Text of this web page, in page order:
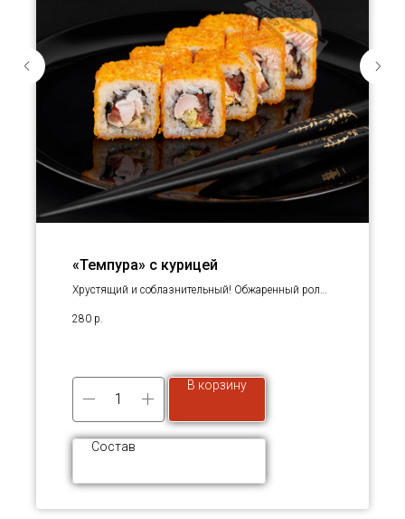
«Темпура» с курицей
Хрустящий и соблазнительный! Обжаренный ролл
280 р.
В корзину
Состав